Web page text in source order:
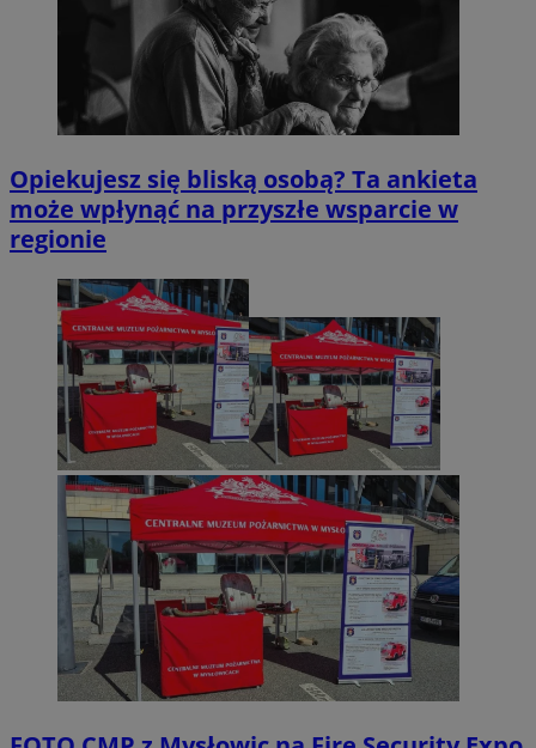
Opiekujesz się bliską osobą? Ta ankieta
może wpłynąć na przyszłe wsparcie w
regionie